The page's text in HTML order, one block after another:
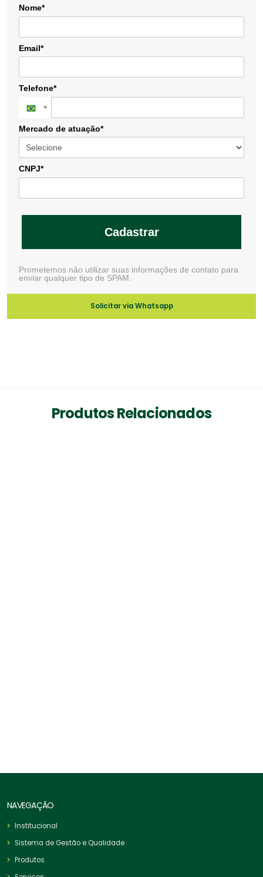
Nome*
Email*
Telefone*
Mercado de atuação*
CNPJ*
Cadastrar
Prometemos não utilizar suas informações de contato para
enviar qualquer tipo de SPAM.
Solicitar via Whatsapp
Produtos Relacionados
NAVEGAÇÃO
Institucional
Sistema de Gestão e Qualidade
Produtos